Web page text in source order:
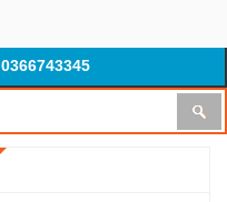
0366743345